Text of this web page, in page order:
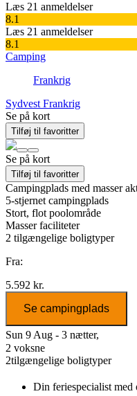
Læs 21 anmeldelser
8.1
Læs 21 anmeldelser
8.1
Camping
Frankrig
Sydvest Frankrig
Se på kort
Tilføj til favoritter
Se på kort
Tilføj til favoritter
Campingplads med masser
5-stjernet campingplads
Stort, flot poolområde
Masser faciliteter
2 tilgængelige boligtyper
Fra:
5.592 kr.
Se campingplads
Sun 9 Aug - 3 nætter,
2 voksne
2tilgængelige boligtyper
Din feriespecialistmed